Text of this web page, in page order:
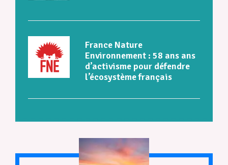
France Nature
Environnement : 58 ans ans
d’activisme pour défendre
l’écosystème français